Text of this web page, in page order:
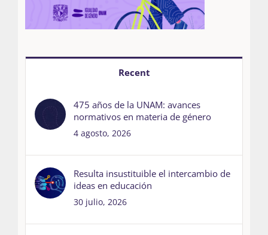
Recent
475 años de la UNAM: avances
normativos en materia de género
4 agosto, 2026
Resulta insustituible el intercambio de
ideas en educación
30 julio, 2026